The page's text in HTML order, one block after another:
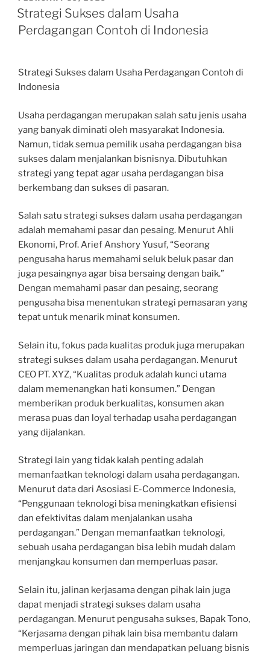
ON
Strategi Sukses dalam Usaha
Perdagangan Contoh di Indonesia
Strategi Sukses dalam Usaha Perdagangan Contoh di
Indonesia
Usaha perdagangan merupakan salah satu jenis usaha
yang banyak diminati oleh masyarakat Indonesia.
Namun, tidak semua pemilik usaha perdagangan bisa
sukses dalam menjalankan bisnisnya. Dibutuhkan
strategi yang tepat agar usaha perdagangan bisa
berkembang dan sukses di pasaran.
Salah satu strategi sukses dalam usaha perdagangan
adalah memahami pasar dan pesaing. Menurut Ahli
Ekonomi, Prof. Arief Anshory Yusuf, “Seorang
pengusaha harus memahami seluk beluk pasar dan
juga pesaingnya agar bisa bersaing dengan baik.”
Dengan memahami pasar dan pesaing, seorang
pengusaha bisa menentukan strategi pemasaran yang
tepat untuk menarik minat konsumen.
Selain itu, fokus pada kualitas produk juga merupakan
strategi sukses dalam usaha perdagangan. Menurut
CEO PT. XYZ, “Kualitas produk adalah kunci utama
dalam memenangkan hati konsumen.” Dengan
memberikan produk berkualitas, konsumen akan
merasa puas dan loyal terhadap usaha perdagangan
yang dijalankan.
Strategi lain yang tidak kalah penting adalah
memanfaatkan teknologi dalam usaha perdagangan.
Menurut data dari Asosiasi E-Commerce Indonesia,
“Penggunaan teknologi bisa meningkatkan efisiensi
dan efektivitas dalam menjalankan usaha
perdagangan.” Dengan memanfaatkan teknologi,
sebuah usaha perdagangan bisa lebih mudah dalam
menjangkau konsumen dan memperluas pasar.
Selain itu, jalinan kerjasama dengan pihak lain juga
dapat menjadi strategi sukses dalam usaha
perdagangan. Menurut pengusaha sukses, Bapak Tono,
“Kerjasama dengan pihak lain bisa membantu dalam
memperluas jaringan dan mendapatkan peluang bisnis